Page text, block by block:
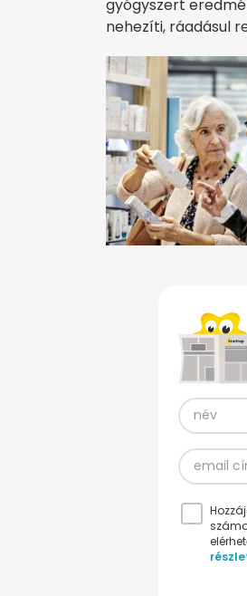
gyógyszert
nehezíti, ráadásul